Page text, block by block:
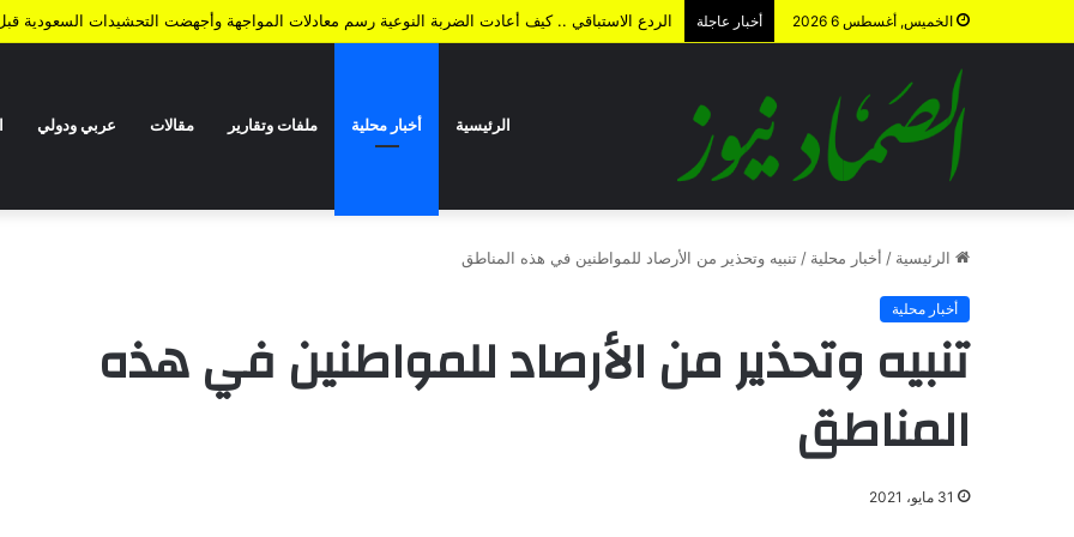
الخميس, أغسطس 6 2026 أخبار عاجلة الردع الاستباقي .. كيف أعادت الضربة النوعية رسم معادلات المواجهة وأجهضت التحشيدات السعودية قبل
الرئيسية أخبار محلية ملفات وتقارير مقالات عربي ودولي
الرئيسية / أخبار محلية / تنبيه وتحذير من الأرصاد للمواطنين في هذه المناطق
أخبار محلية
تنبيه وتحذير من الأرصاد للمواطنين في هذه
المناطق
31 مايو، 2021